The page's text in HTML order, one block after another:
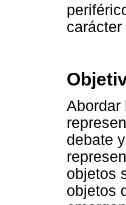
carácter
Abordar
debate
objetos
objetos